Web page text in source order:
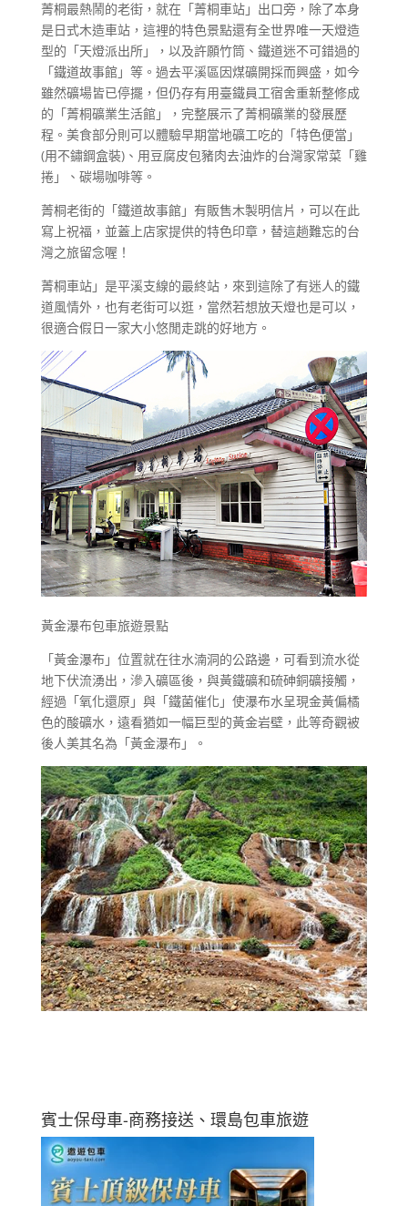
菁桐最熱鬧的老街，就在「菁桐車站」出口旁，除了本身
是日式木造車站，這裡的特色景點還有全世界唯一天燈造
型的「天燈派出所」，以及許願竹筒、鐵道迷不可錯過的
「鐵道故事館」等。過去平溪區因煤礦開採而興盛，如今
雖然礦場皆已停擺，但仍存有用臺鐵員工宿舍重新整修成
的「菁桐礦業生活館」，完整展示了菁桐礦業的發展歷
程。美食部分則可以體驗早期當地礦工吃的「特色便當」
(用不鏽鋼盒裝)、用豆腐皮包豬肉去油炸的台灣家常菜「雞
捲」、碳場咖啡等。
菁桐老街的「鐵道故事館」有販售木製明信片，可以在此
寫上祝福，並蓋上店家提供的特色印章，替這趟難忘的台
灣之旅留念喔！
菁桐車站」是平溪支線的最終站，來到這除了有迷人的鐵
道風情外，也有老街可以逛，當然若想放天燈也是可以，
很適合假日一家大小悠閒走跳的好地方。
黃金瀑布包車旅遊景點
「黃金瀑布」位置就在往水湳洞的公路邊，可看到流水從
地下伏流湧出，滲入礦區後，與黃鐵礦和硫砷銅礦接觸，
經過「氧化還原」與「鐵菌催化」使瀑布水呈現金黃偏橘
色的酸礦水，遠看猶如一幅巨型的黃金岩壁，此等奇觀被
後人美其名為「黃金瀑布」。
賓士保母車-商務接送、環島包車旅遊